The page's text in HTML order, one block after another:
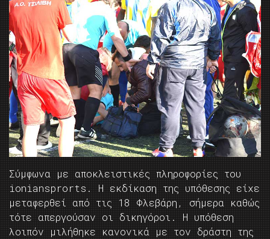
Σύμφωνα με αποκλειστικές πληροφορίες του
ioniansprorts. Η εκδίκαση της υπόθεσης είχε
μεταφερθεί από τις 18 Φλεβάρη, σήμερα καθώς
τότε απεργούσαν οι δικηγόροι. Η υπόθεση
λοιπόν μιλήθηκε κανονικά με τον δράστη της